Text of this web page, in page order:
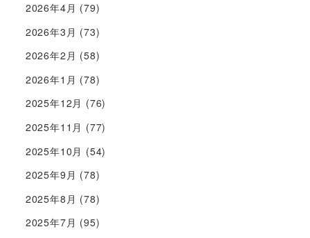
2026年4月 (79)
2026年3月 (73)
2026年2月 (58)
2026年1月 (78)
2025年12月 (76)
2025年11月 (77)
2025年10月 (54)
2025年9月 (78)
2025年8月 (78)
2025年7月 (95)